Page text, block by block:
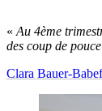
« Au 4ème
des coup de
Clara Bauer-Babef